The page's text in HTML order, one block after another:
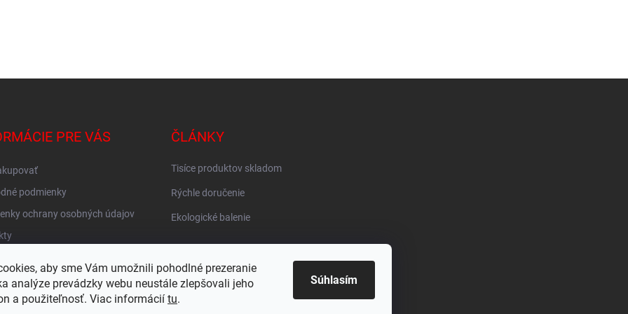
aby sme Vám umožnili pohodlné prezeranie
analýze prevádzky webu neustále zlepšovali jeho
a použiteľnosť. Viac informácií tu.
Súhlasím
PRE VÁS
podmienky
ochrany osobných údajov
ČLÁNKY
Tisíce produktov skladom
Rýchle doručenie
Ekologické balenie